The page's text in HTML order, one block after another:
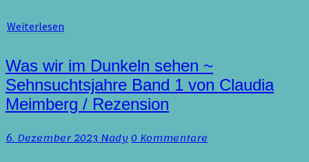
Weiterlesen
Was
wir
im
Dunkeln
~
Sehnsuchtsjahre
Was wir im Dunkeln sehen ~
Sehnsuchtsjahre Band 1 von Claudia
Meimberg / Rezension
6. Dezember 2023NadyKommentare
0 Kommentare